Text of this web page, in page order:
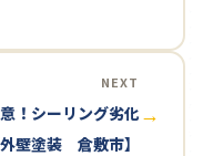
NEXT
！シーリング劣化
壁塗装 倉敷市】
→